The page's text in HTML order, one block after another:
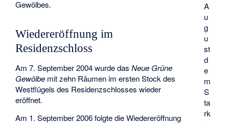
A
u
g
u
st
d
e
m
S
ta
rk
Gewölbes.
Wiedereröffnung im
Residenzschloss
Am 7. September 2004 wurde dasNeue Grüne
Gewölbe mit zehn Räumen im ersten Stock des
Westflügels des Residenzschlosses wieder
eröffnet.
Am 1. September 2006 folgte die Wiedereröffnung